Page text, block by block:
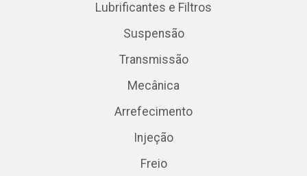
Lubrificantes e Filtros
Suspensão
Transmissão
Mecânica
Arrefecimento
Injeção
Freio